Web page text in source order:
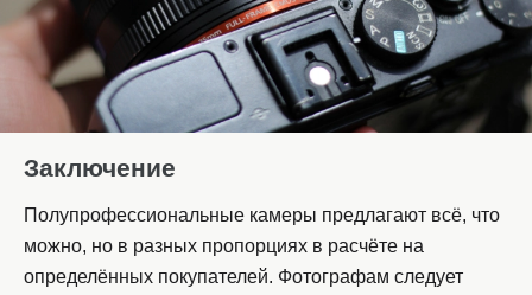
Заключение
Полупрофессиональные камеры предлагают всё, что
можно, но в разных пропорциях в расчёте на
определённых покупателей. Фотографам следует